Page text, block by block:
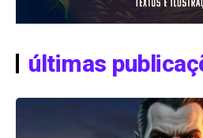
últimas